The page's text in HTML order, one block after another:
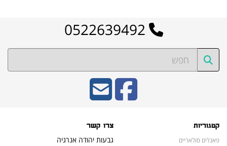
קטגוריות
פאנלים סולאריים
צרו קשר
גבעות יהודה אנרגיה